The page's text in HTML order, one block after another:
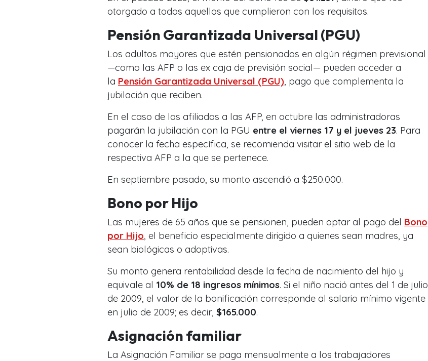
otorgado a todos aquellos que cumplieron con los requisitos.
Pensión Garantizada Universal (PGU)
Los adultos mayores que estén pensionados en algún régimen previsional
—como las AFP o las ex caja de previsión social— pueden acceder a
la Pensión Garantizada Universal (PGU) , pago que complementa la
jubilación que reciben.
En el caso de los afiliados a las AFP, en octubre las administradoras
pagarán la jubilación con la PGU entre el viernes 17 y el jueves 23. Para
conocer la fecha específica, se recomienda visitar el sitio web de la
respectiva AFP a la que se pertenece.
En septiembre pasado, su monto ascendió a $250.000.
Bono por Hijo
Las mujeres de 65 años que se pensionen, pueden optar al pago del Bono
por Hijo , el beneficio especialmente dirigido a quienes sean madres, ya
sean biológicas o adoptivas.
Su monto genera rentabilidad desde la fecha de nacimiento del hijo y
equivale al 10% de 18 ingresos mínimos. Si el niño nació antes del 1 de julio
de 2009, el valor de la bonificación corresponde al salario mínimo vigente
en julio de 2009; es decir, $165.000.
Asignación familiar
La Asignación Familiar se paga mensualmente a los trabajadores